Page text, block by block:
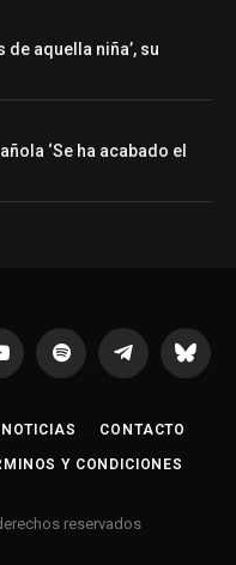
aquella niña’, su
‘Se ha acabado el
Spotify Telegrama
CONTACTO
Y CONDICIONES
reservados